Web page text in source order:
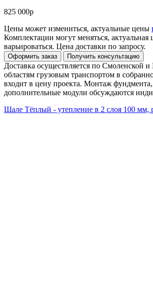
825 000р
Цены может измениться, актуальные цены
Комплектации могут меняться, актуальная
варьироваться. Цена доставки по запросу.
Доставка осуществляется по Смоленской
областям грузовым транспортом в
входит в цену проекта. Монтаж
дополнительные модули обсуждаются
Шале Тёплый - утепление в 2 слоя 100 мм,